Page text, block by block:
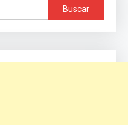
Buscar: